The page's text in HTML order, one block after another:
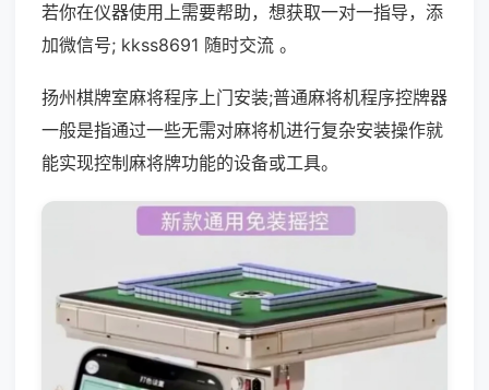
若你在仪器使用上需要帮助，想获取一对一指导，添
加微信号; kkss8691 随时交流 。
扬州棋牌室麻将程序上门安装;普通麻将机程序控牌器
一般是指通过一些无需对麻将机进行复杂安装操作就
能实现控制麻将牌功能的设备或工具。